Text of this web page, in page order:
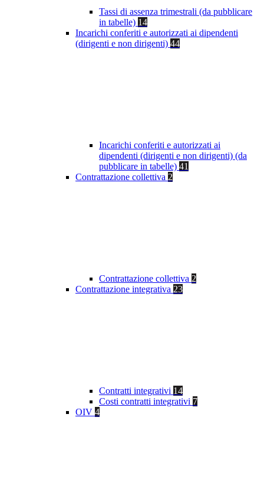
Tassi di assenza trimestrali (da pubblicare
in tabelle) 14
Incarichi conferiti e autorizzati ai dipendenti
(dirigenti e non dirigenti) 44
Incarichi conferiti e autorizzati ai
dipendenti (dirigenti e non dirigenti) (da
pubblicare in tabelle) 41
Contrattazione collettiva 2
Contrattazione collettiva 2
Contrattazione integrativa 23
Contratti integrativi 14
Costi contratti integrativi 7
OIV 4